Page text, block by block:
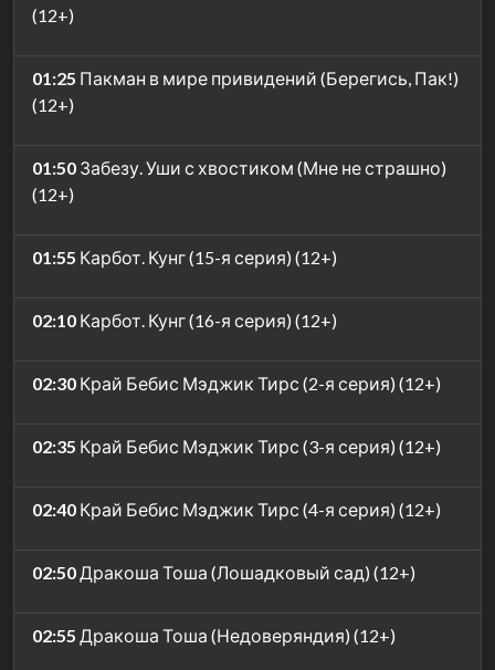
(12+)
01:25 Пакман в мире привидений (Берегись, Пак!)
(12+)
01:50 Забезу. Уши с хвостиком (Мне не страшно)
(12+)
01:55 Карбот. Кунг (15-я серия) (12+)
02:10 Карбот. Кунг (16-я серия) (12+)
02:30 Край Бебис Мэджик Тирс (2-я серия) (12+)
02:35 Край Бебис Мэджик Тирс (3-я серия) (12+)
02:40 Край Бебис Мэджик Тирс (4-я серия) (12+)
02:50Дракоша Тоша (Лошадковый сад) (12+)
02:55 Дракоша Тоша (Недоверяндия) (12+)